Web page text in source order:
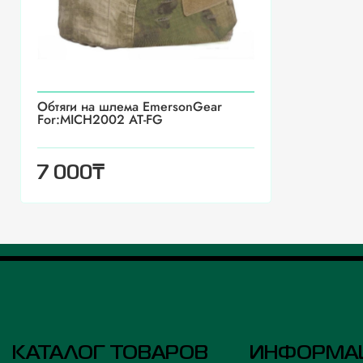
Обтяги на шлема EmersonGear
For:MICH2002 AT-FG
7 000₸
КАТАЛОГ ТОВАРОВ